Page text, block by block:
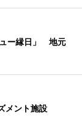
ュー縁日」 地元
メント施設